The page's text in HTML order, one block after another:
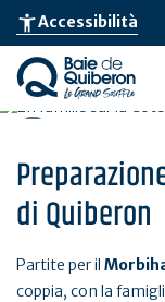
Skip
main
content
accessibility_newAccessibilità
di Quiberon
Partite per il
coppia, con la